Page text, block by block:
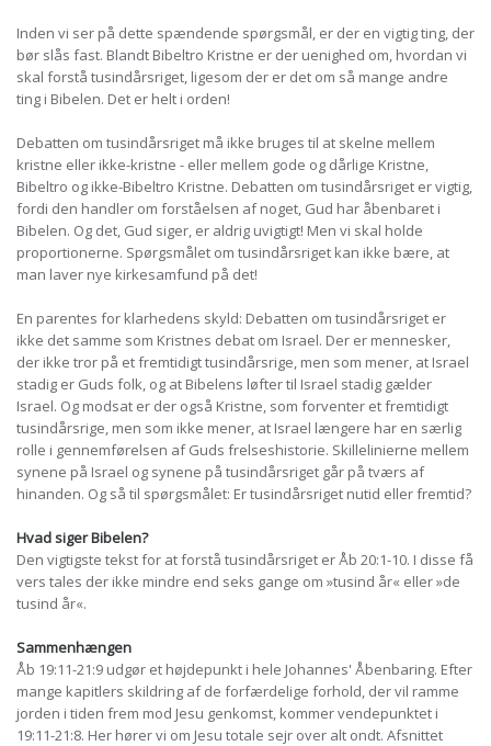
Inden vi ser på dette spændende spørgsmål, er der en vigtig ting, der
bør slås fast. Blandt Bibeltro Kristne er der uenighed om, hvordan vi
skal forstå tusindårsriget, ligesom der er det om så mange andre
ting i Bibelen. Det er helt i orden!
Debatten om tusindårsriget må ikke bruges til at skelne mellem
kristne eller ikke-kristne - eller mellem gode og dårlige Kristne,
Bibeltro og ikke-Bibeltro Kristne. Debatten om tusindårsriget er vigtig,
fordi den handler om forståelsen af noget, Gud har åbenbaret i
Bibelen. Og det, Gud siger, er aldrig uvigtigt! Men vi skal holde
proportionerne. Spørgsmålet om tusindårsriget kan ikke bære, at
man laver nye kirkesamfund på det!
En parentes for klarhedens skyld: Debatten om tusindårsriget er
ikke det samme som Kristnes debat om Israel. Der er mennesker,
der ikke tror på et fremtidigt tusindårsrige, men som mener, at Israel
stadig er Guds folk, og at Bibelens løfter til Israel stadig gælder
Israel. Og modsat er der også Kristne, som forventer et fremtidigt
tusindårsrige, men som ikke mener, at Israel længere har en særlig
rolle i gennemførelsen af Guds frelseshistorie. Skillelinierne mellem
synene på Israel og synene på tusindårsriget går på tværs af
hinanden. Og så til spørgsmålet: Er tusindårsriget nutid eller fremtid?
Hvad siger Bibelen?
Den vigtigste tekst for at forstå tusindårsriget er Åb 20:1-10. I disse få
vers tales der ikke mindre end seks gange om »tusind år« eller »de
tusind år«.
Sammenhængen
Åb 19:11-21:9 udgør et højdepunkt i hele Johannes' Åbenbaring. Efter
mange kapitlers skildring af de forfærdelige forhold, der vil ramme
jorden i tiden frem mod Jesu genkomst, kommer vendepunktet i
19:11-21:8. Her hører vi om Jesu totale sejr over alt ondt. Afsnittet